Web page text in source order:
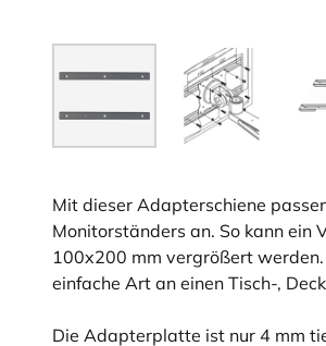
Mit dieser Adapterschiene
Monitorständers an. So kann ein
100x200 mm vergrößert
einfache Art an einen Tisch-,
Die Adapterplatte ist nur 4 mm